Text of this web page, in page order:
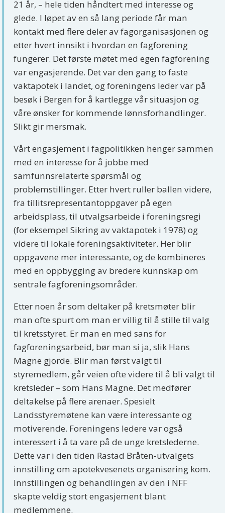
21 år, – hele tiden håndtert med interesse og
glede. I løpet av en så lang periode får man
kontakt med flere deler av fagorganisasjonen og
etter hvert innsikt i hvordan en fagforening
fungerer. Det første møtet med egen fagforening
var engasjerende. Det var den gang to faste
vaktapotek i landet, og foreningens leder var på
besøk i Bergen for å kartlegge vår situasjon og
våre ønsker for kommende lønnsforhandlinger.
Slikt gir mersmak.
Vårt engasjement i fagpolitikken henger sammen
med en interesse for å jobbe med
samfunnsrelaterte spørsmål og
problemstillinger. Etter hvert ruller ballen videre,
fra tillitsrepresentantoppgaver på egen
arbeidsplass, til utvalgsarbeide i foreningsregi
(for eksempel Sikring av vaktapotek i 1978) og
videre til lokale foreningsaktiviteter. Her blir
oppgavene mer interessante, og de kombineres
med en oppbygging av bredere kunnskap om
sentrale fagforeningsområder.
Etter noen år som deltaker på kretsmøter blir
man ofte spurt om man er villig til å stille til valg
til kretsstyret. Er man en med sans for
fagforeningsarbeid, bør man si ja, slik Hans
Magne gjorde. Blir man først valgt til
styremedlem, går veien ofte videre til å bli valgt til
kretsleder – som Hans Magne. Det medfører
deltakelse på flere arenaer. Spesielt
Landsstyremøtene kan være interessante og
motiverende. Foreningens ledere var også
interessert i å ta vare på de unge kretslederne.
Dette var i den tiden Rastad Bråten-utvalgets
innstilling om apotekvesenets organisering kom.
Innstillingen og behandlingen av den i NFF
skapte veldig stort engasjement blant
medlemmene.